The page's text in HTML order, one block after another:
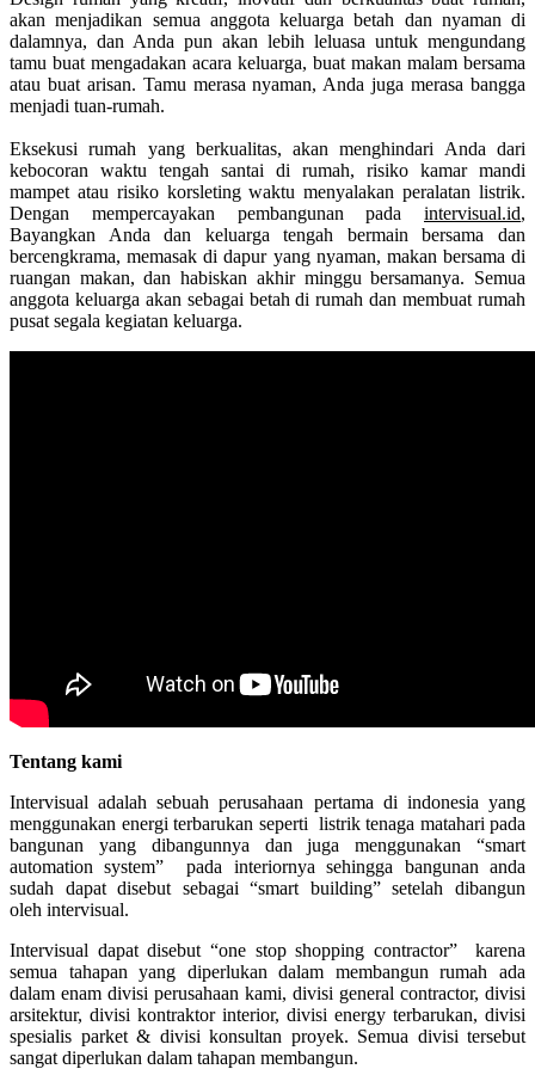
akan menjadikan semua anggota keluarga betah dan nyaman di
dalamnya, dan Anda pun akan lebih leluasa untuk mengundang
tamu buat mengadakan acara keluarga, buat makan malam bersama
atau buat arisan. Tamu merasa nyaman, Anda juga merasa bangga
menjadi tuan-rumah.
Eksekusi rumah yang berkualitas, akan menghindari Anda dari
kebocoran waktu tengah santai di rumah, risiko kamar mandi
mampet atau risiko korsleting waktu menyalakan peralatan listrik.
Dengan mempercayakan pembangunan pada intervisual.id,
Bayangkan Anda dan keluarga tengah bermain bersama dan
bercengkrama, memasak di dapur yang nyaman, makan bersama di
ruangan makan, dan habiskan akhir minggu bersamanya. Semua
anggota keluarga akan sebagai betah di rumah dan membuat rumah
pusat segala kegiatan keluarga.
Tentang kami
Intervisual adalah sebuah perusahaan pertama di indonesia yang
menggunakan energi terbarukan seperti listrik tenaga matahari pada
bangunan yang dibangunnya dan juga menggunakan “smart
automation system” pada interiornya sehingga bangunan anda
sudah dapat disebut sebagai “smart building” setelah dibangun
oleh intervisual.
Intervisual dapat disebut “one stop shopping contractor” karena
semua tahapan yang diperlukan dalam membangun rumah ada
dalam enam divisi perusahaan kami, divisi general contractor, divisi
arsitektur, divisi kontraktor interior, divisi energy terbarukan, divisi
spesialis parket & divisi konsultan proyek. Semua divisi tersebut
sangat diperlukan dalam tahapan membangun.